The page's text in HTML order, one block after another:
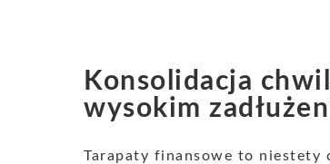
Konsolidacja
wysokim
Tarapaty finansowe to niestety